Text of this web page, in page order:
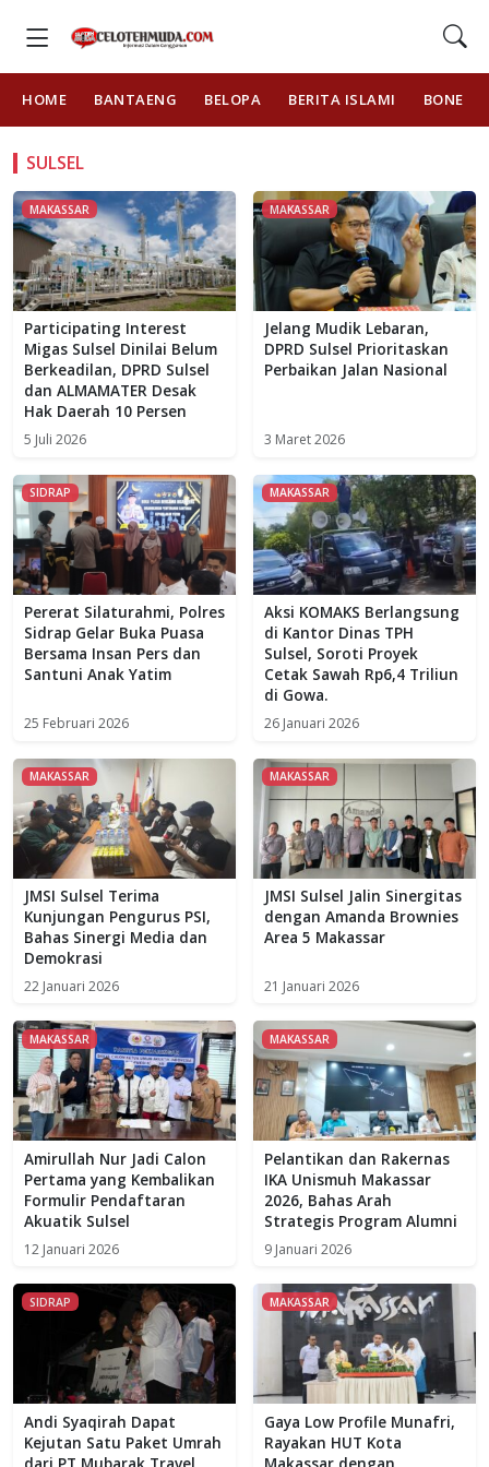
HOME BANTAENG BELOPA BERITA ISLAMI BONE
SULSEL
MAKASSAR
Participating Interest
Migas Sulsel Dinilai Belum
Berkeadilan, DPRD Sulsel
dan ALMAMATER Desak
Hak Daerah 10 Persen
5 Juli 2026
MAKASSAR
Jelang Mudik Lebaran,
DPRD Sulsel Prioritaskan
Perbaikan Jalan Nasional
3 Maret 2026
SIDRAP
Pererat Silaturahmi, Polres
Sidrap Gelar Buka Puasa
Bersama Insan Pers dan
Santuni Anak Yatim
25 Februari 2026
MAKASSAR
Aksi KOMAKS Berlangsung
di Kantor Dinas TPH
Sulsel, Soroti Proyek
Cetak Sawah Rp6,4 Triliun
di Gowa.
26 Januari 2026
MAKASSAR
JMSI Sulsel Terima
Kunjungan Pengurus PSI,
Bahas Sinergi Media dan
Demokrasi
22 Januari 2026
MAKASSAR
JMSI Sulsel Jalin Sinergitas
dengan Amanda Brownies
Area 5 Makassar
21 Januari 2026
MAKASSAR
Amirullah Nur Jadi Calon
Pertama yang Kembalikan
Formulir Pendaftaran
Akuatik Sulsel
12 Januari 2026
MAKASSAR
Pelantikan dan Rakernas
IKA Unismuh Makassar
2026, Bahas Arah
Strategis Program Alumni
9 Januari 2026
SIDRAP
Andi Syaqirah Dapat
Kejutan Satu Paket Umrah
dari PT Mubarak Travel
MAKASSAR
Gaya Low Profile Munafri,
Rayakan HUT Kota
Makassar dengan